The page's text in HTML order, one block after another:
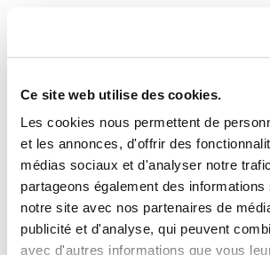
Ce site web utilise des cookies.
Les cookies nous permettent de
et les annonces, d'offrir des
médias sociaux et d'analyser notre
partageons également des
notre site avec nos partenaires de
publicité et d'analyse, qui peuvent
avec d'autres informations que vous
Astekaria
Astekaria 148.PDF7.4 MB